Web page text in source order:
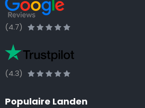
(4.7)
(4.3)
Populaire Landen